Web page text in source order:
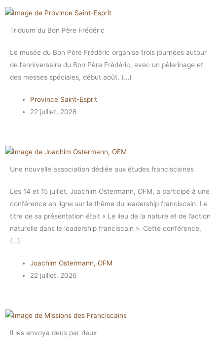
Triduum du Bon Père Frédéric
Le musée du Bon Père Frédéric organise trois journées autour
de l’anniversaire du Bon Père Frédéric, avec un pèlerinage et
des messes spéciales, début août. (…)
Province Saint-Esprit
22 juillet, 2026
Une nouvelle association dédiée aux études franciscaines
Les 14 et 15 juillet, Joachim Ostermann, OFM, a participé à une
conférence en ligne sur le thème du leadership franciscain. Le
titre de sa présentation était « Le lieu de la nature et de l’action
naturelle dans le leadership franciscain ». Cette conférence,
(…)
Joachim Ostermann, OFM
22 juillet, 2026
Il les envoya deux par deux